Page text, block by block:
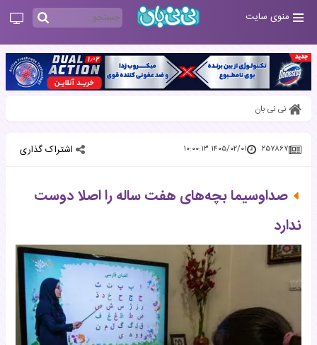
منوی سایت
نی نی بان
۲۵۷۸۶۷ ۱۴۰۵/۰۲/۰۱ ۱۰:۰۰:۱۳ اشتراک گذاری
صداوسیما بچه‌های هفت ساله را اصلا دوست
ندارد